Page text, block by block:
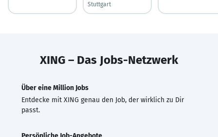
Stuttgart
XING – Das Jobs-Netzwerk
Über eine Million Jobs
Entdecke mit XING genau den Job, der wirklich zu Dir
passt.